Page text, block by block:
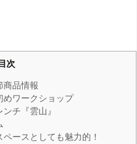
目次
品情報
ワークショップ
チ『雲山』
ースとしても魅力的！